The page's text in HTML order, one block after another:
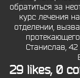
обратиться за
курс лечения
отделении,
Станислав,
29 likes, 0